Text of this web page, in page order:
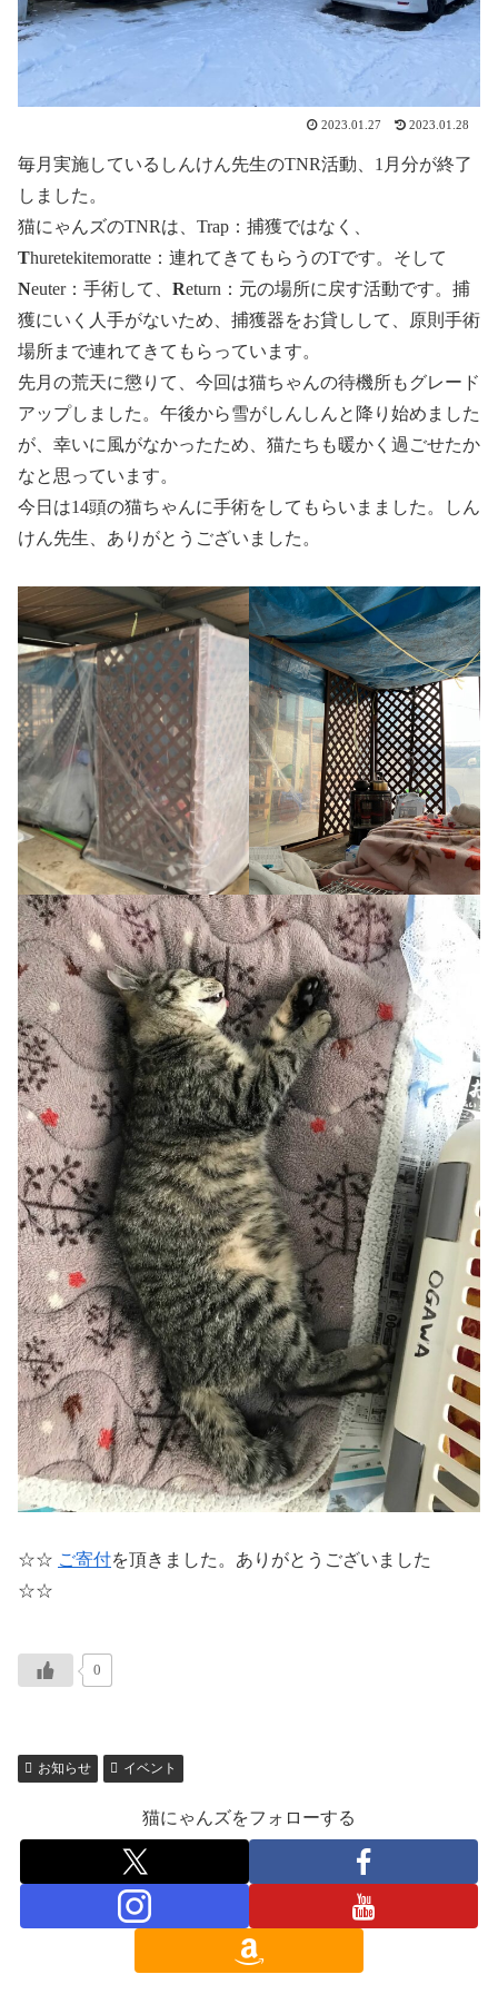
2023.01.27 2023.01.28
毎月実施しているしんけん先生のTNR活動、1月分が終了
しました。
猫にゃんズのTNRは、Trap：捕獲ではなく、
Thuretekitemoratte：連れてきてもらうのTです。そして
Neuter：手術して、 Return：元の場所に戻す活動です。捕
獲にいく人手がないため、捕獲器をお貸しして、原則手術
場所まで連れてきてもらっています。
先月の荒天に懲りて、今回は猫ちゃんの待機所もグレード
アップしました。午後から雪がしんしんと降り始めました
が、幸いに風がなかったため、猫たちも暖かく過ごせたか
なと思っています。
今日は14頭の猫ちゃんに手術をしてもらいまました。しん
けん先生、ありがとうございました。
☆☆ ご寄付を頂きました。ありがとうございました
☆☆
0
お知らせ イベント
猫にゃんズをフォローする